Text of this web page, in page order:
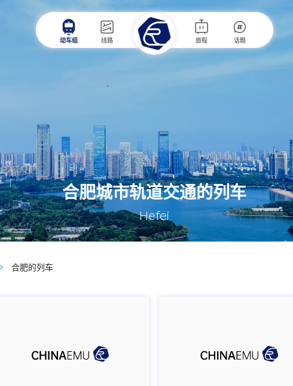
动车组 线路 旅程 话题
合肥城市轨道交通的列车
Hefei
合肥的列车